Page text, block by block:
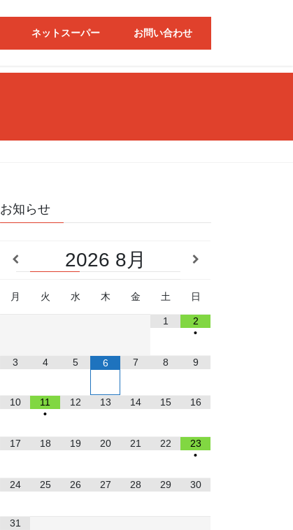
ネットスーパー お問い合わせ
お知らせ
2026 8月
月 火 水 木 金 土 日
1
2
•
3 4 5 6 7 8 9
10
11
•
12 13 14 15 16
17 18 19 20 21 22
23
•
24 25 26 27 28 29 30
31